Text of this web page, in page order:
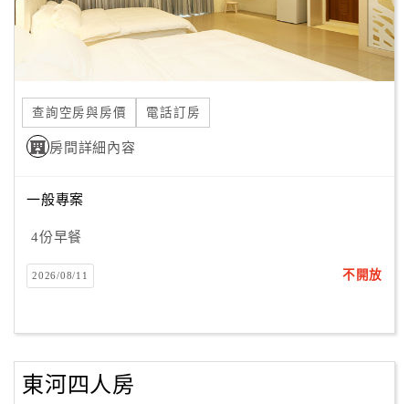
查詢空房與房價 電話訂房
房間詳細內容
一般專案
4份早餐
2026/08/11 不開放
東河四人房